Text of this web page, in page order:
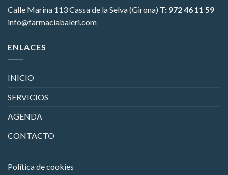
Calle Marina 113Cassa de la Selva (Girona) T: 972 46 11 59
info@farmaciabaleri.com
ENLACES
INICIO
SERVICIOS
AGENDA
CONTACTO
Política de cookies